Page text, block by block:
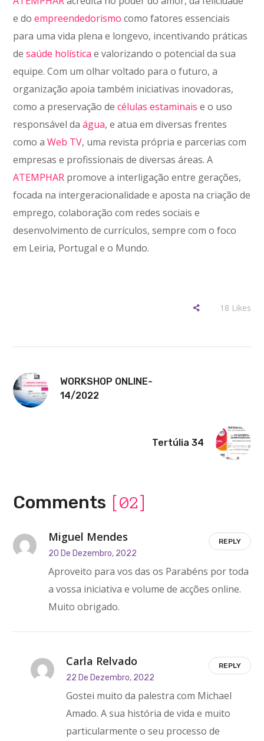
e doempreendedorismo como fatores essenciais
para uma vida plena e longevo, incentivando práticas
desaúde holística e valorizando o potencial da sua
equipe. Com um olhar voltado para o futuro, a
organização apoia também iniciativas inovadoras,
como a preservação decélulas estaminais e o uso
responsável daágua, e atua em diversas frentes
como aWeb TV, uma revista própria e parcerias com
empresas e profissionais de diversas áreas. A
ATEMPHAR promove a interligação entre gerações,
focada na intergeracionalidade e aposta na criação de
emprego, colaboração com redes sociais e
desenvolvimento de currículos, sempre com o foco
em Leiria, Portugal e o Mundo.
18 Likes
WORKSHOP ONLINE-
14/2022
Tertúlia 34
Comments [02]
Miguel Mendes
20 De Dezembro, 2022
Aproveito para vos das os Parabéns por toda
a vossa iniciativa e volume de acções online.
Muito obrigado.
REPLY
Carla Relvado
22 De Dezembro, 2022
Gostei muito da palestra com Michael
Amado. A sua história de vida e muito
particularmente o seu processo de
REPLY